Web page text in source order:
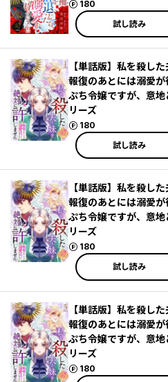
180
ポイント
試し読み
【単話版】私を殺し
報復のあとには溺愛
ぷち令嬢ですが、意
リーズ
180
ポイント
試し読み
【単話版】私を殺し
報復のあとには溺愛
ぷち令嬢ですが、意
リーズ
180
ポイント
試し読み
【単話版】私を殺し
報復のあとには溺愛
ぷち令嬢ですが、意
リーズ
180
ポイント